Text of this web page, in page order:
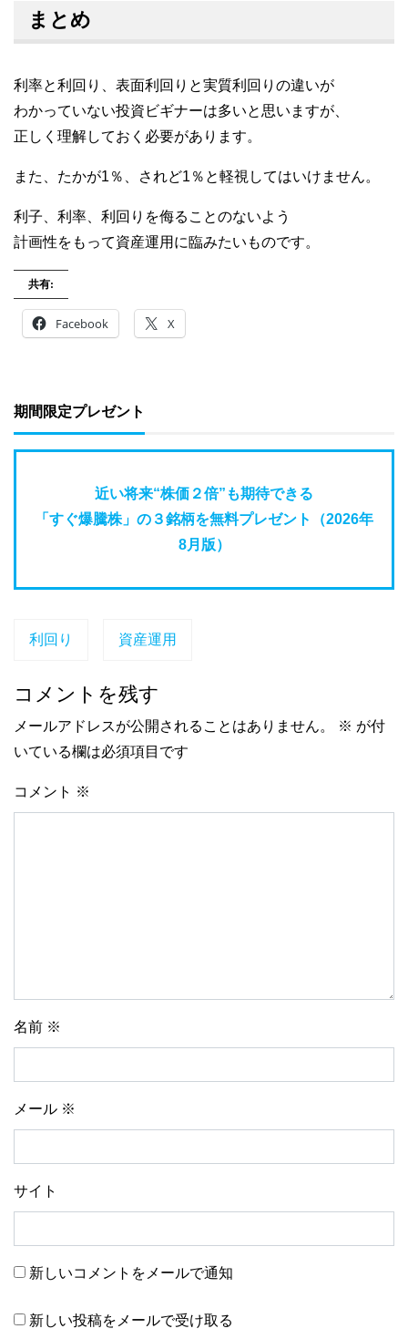
まとめ
利率と利回り、表面利回りと実質利回りの違いが
わかっていない投資ビギナーは多いと思いますが、
正しく理解しておく必要があります。
また、たかが1％、されど1％と軽視してはいけません。
利子、利率、利回りを侮ることのないよう
計画性をもって資産運用に臨みたいものです。
共有:
Facebook X
期間限定プレゼント
近い将来“株価２倍”も期待できる
「すぐ爆騰株」の３銘柄を無料プレゼント（2026年
8月版）
利回り 資産運用
コメントを残す
メールアドレスが公開されることはありません。 ※ が付
いている欄は必須項目です
コメント ※
名前 ※
メール ※
サイト
新しいコメントをメールで通知
新しい投稿をメールで受け取る